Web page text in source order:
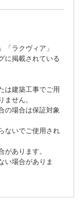
ラクヴィア」
に掲載されている
は建築工事でご用
せん。
の場合は保証対象
ないでご使用され
あります。
い場合がありま